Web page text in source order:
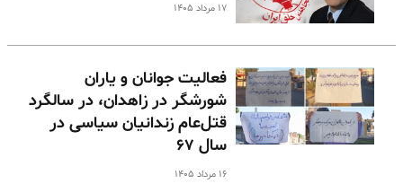
۱۷ مرداد ۱۴۰۵
فعالیت جوانان و یاران
شورشگر در زاهدان، در سالگرد
قتل‌عام زندانیان سیاسی در
سال ۶۷
۱۶ مرداد ۱۴۰۵